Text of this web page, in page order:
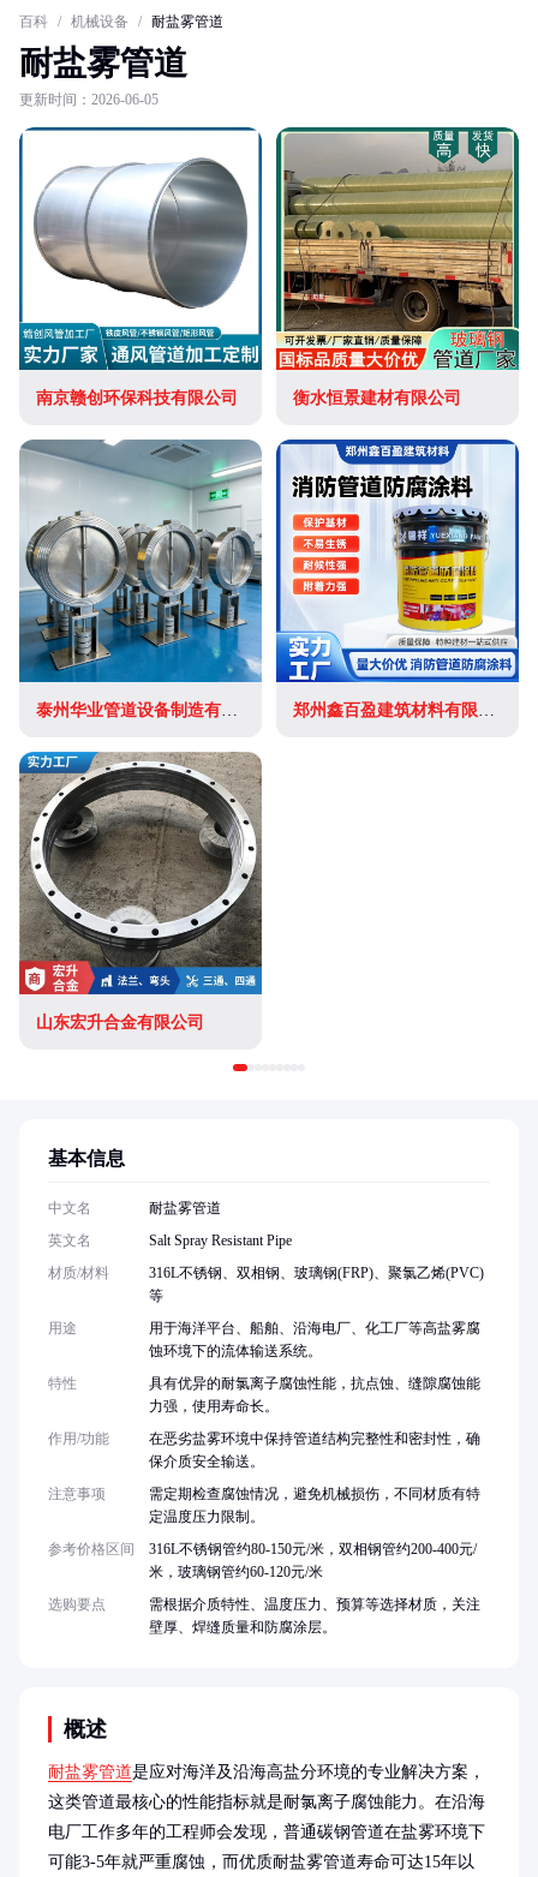
百科 / 机械设备 / 耐盐雾管道
耐盐雾管道
更新时间：2026-06-05
南京赣创环保科技有限公司 衡水恒景建材有限公司
泰州华业管道设备制造有限公司 郑州鑫百盈建筑材料有限公司
山东宏升合金有限公司
概述
耐盐雾管道是应对海洋及沿海高盐分环境的专业解决方案，
这类管道最核心的性能指标就是耐氯离子腐蚀能力。在沿海
电厂工作多年的工程师会发现，普通碳钢管道在盐雾环境下
可能3-5年就严重腐蚀，而优质耐盐雾管道寿命可达15年以
基本信息
中文名
耐盐雾管道
英文名
Salt Spray Resistant Pipe
材质/材料
316L不锈钢、双相钢、玻璃钢(FRP)、聚氯乙烯(PVC)
等
用途
用于海洋平台、船舶、沿海电厂、化工厂等高盐雾腐
蚀环境下的流体输送系统。
特性
具有优异的耐氯离子腐蚀性能，抗点蚀、缝隙腐蚀能
力强，使用寿命长。
作用/功能
在恶劣盐雾环境中保持管道结构完整性和密封性，确
保介质安全输送。
注意事项
需定期检查腐蚀情况，避免机械损伤，不同材质有特
定温度压力限制。
参考价格区间
316L不锈钢管约80-150元/米，双相钢管约200-400元/
米，玻璃钢管约60-120元/米
选购要点
需根据介质特性、温度压力、预算等选择材质，关注
壁厚、焊缝质量和防腐涂层。